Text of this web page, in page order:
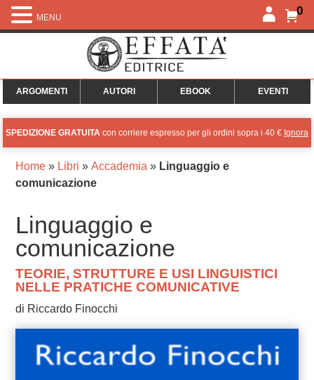
0
ARGOMENTI AUTORI EBOOK EVENTI
SPEDIZIONE GRATUITA con corriere espresso per gli ordini sopra i 40 € Ignora
Home» Libri » Accademia » Linguaggio e
comunicazione
Linguaggio e
comunicazione
TEORIE, STRUTTURE E USI LINGUISTICI
NELLE PRATICHE COMUNICATIVE
di Riccardo Finocchi
MENU